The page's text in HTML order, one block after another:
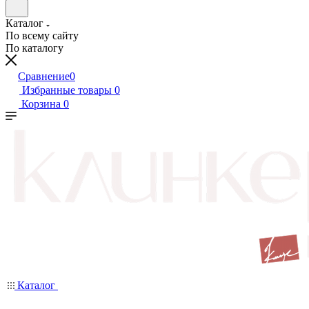
Каталог
По всему сайту
По каталогу
Сравнение0
Избранные товары 0
Корзина 0
Каталог